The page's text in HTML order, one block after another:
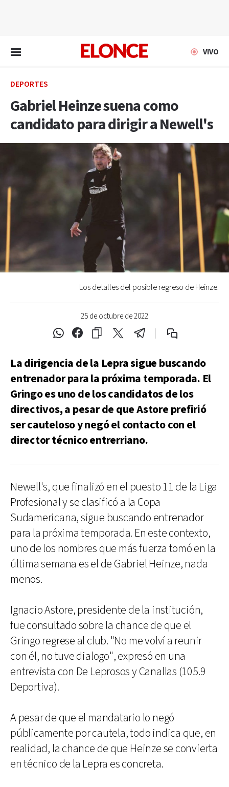
VIVO
DEPORTES
Gabriel Heinze suena como
candidato para dirigir a Newell's
25 de octubre de 2022
Los detalles del posible regreso de Heinze.
La dirigencia de la Lepra sigue buscando
entrenador para la próxima temporada. El
Gringo es uno de los candidatos de los
directivos, a pesar de que Astore prefirió
ser cauteloso y negó el contacto con el
director técnico entrerriano.
Newell's, que finalizó en el puesto 11 de la Liga
Profesional y se clasificó a la Copa
Sudamericana, sigue buscando entrenador
para la próxima temporada. En este contexto,
uno de los nombres que más fuerza tomó en la
última semana es el de Gabriel Heinze, nada
menos.
Ignacio Astore, presidente de la institución,
fue consultado sobre la chance de que el
Gringo regrese al club. "No me volví a reunir
con él, no tuve dialogo", expresó en una
entrevista con De Leprosos y Canallas (105.9
Deportiva).
A pesar de que el mandatario lo negó
públicamente por cautela, todo indica que, en
realidad, la chance de que Heinze se convierta
en técnico de la Lepra es concreta.